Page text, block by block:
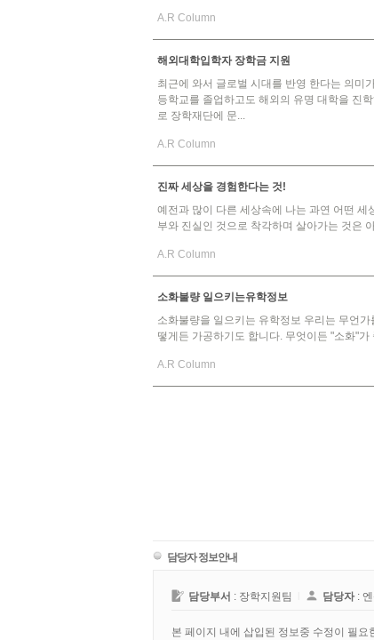
A.R Column
해외대학입학자 장학금 지원
최근에 와서 글로벌 시대를 반영 한다는 의미
등학교를 졸업하고도 해외의 유명 대학을 진
로 장학재단에 문...
A.R Column
진짜 세상을 경험한다는 것!
예전과 많이 다른 세상속에 나는 과연 어떤
부와 진실인 것으로 착각하며 살아가는 것은
A.R Column
소화불량 일으키는유학정보
소화불량을 일으키는 유학정보 우리는 무언
떻게든 가공하기도 합니다. 무엇이든 "소화"
A.R Column
담당자 정보안내
담당부서 : 장학지원팀 담당자: 엔
본 페이지 내에 삽입된 정보중 수정이 필